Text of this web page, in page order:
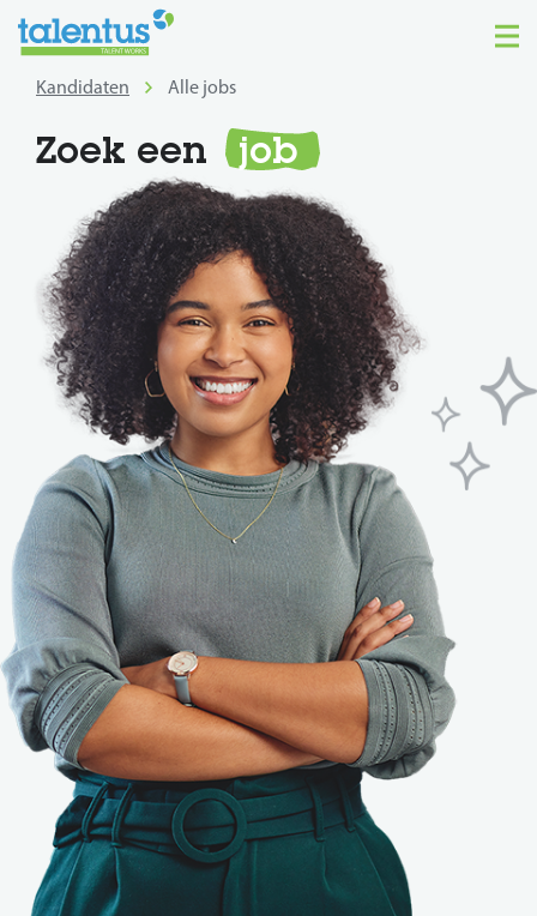
Kandidaten Alle jobs
Zoek een job